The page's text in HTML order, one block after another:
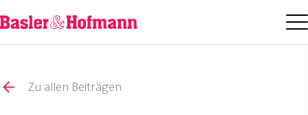
Zu allen Beiträgen